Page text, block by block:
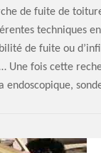
de fuite de
techniques
de fuite ou
Une fois cette
endoscopique,